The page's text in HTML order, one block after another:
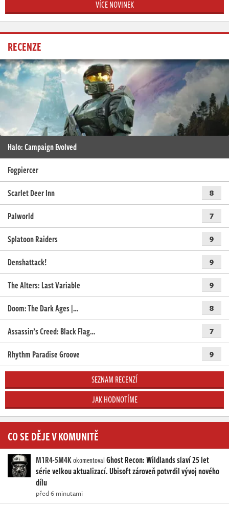
VÍCE NOVINEK
RECENZE
Halo: Campaign Evolved
Fogpiercer
Scarlet Deer Inn
8
Palworld 7
Splatoon Raiders 9
Denshattack! 9
The Alters: Last Variable 9
Doom: The Dark Ages |… 8
Assassin’s Creed: Black Flag… 7
Rhythm Paradise Groove 9
SEZNAM RECENZÍ
JAK HODNOTÍME
CO SE DĚJE V KOMUNITĚ
M1R4-5M4KokomentovalGhost Recon: Wildlands slaví 25 let
série velkou aktualizací. Ubisoft zároveň potvrdil vývoj nového
dílu
před 6 minutami